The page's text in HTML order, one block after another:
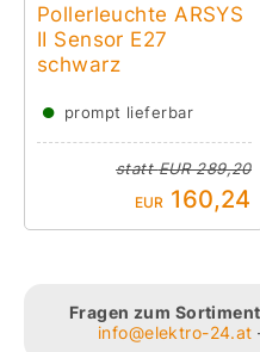
Pollerleuchte ARSYS
II Sensor E27
schwarz
● prompt lieferbar
stattEUR 289,20
EUR 160,24
Fragen zum
info@elektro-24.at